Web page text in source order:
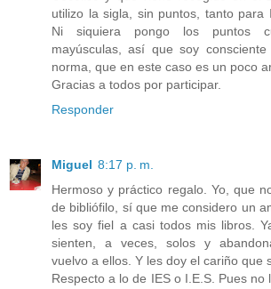
utilizo la sigla, sin puntos, tanto para
Ni siquiera pongo los puntos
mayúsculas, así que soy
norma, que en este caso es un poco
Gracias a todos por participar.
Responder
Miguel 8:17 p. m.
Hermoso y práctico regalo. Yo, que
de bibliófilo, sí que me considero un
les soy fiel a casi todos mis libros.
sienten, a veces, solos y
vuelvo a ellos. Y les doy el cariño que
Respecto a lo de IES o I.E.S. Pues no